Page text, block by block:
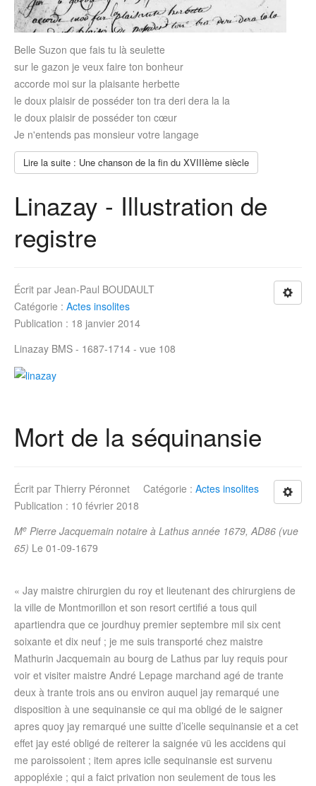
Belle Suzon que fais tu là seulette
sur le gazon je veux faire ton bonheur
accorde moi sur la plaisante herbette
le doux plaisir de posséder ton tra deri dera la la
le doux plaisir de posséder ton cœur
Je n'entends pas monsieur votre langage
Lire la suite : Une chanson de la fin du XVIIIème siècle
Linazay - Illustration de
registre
Écrit par Jean-Paul BOUDAULT
Catégorie : Actes insolites
Publication : 18 janvier 2014
Linazay BMS - 1687-1714 - vue 108
Mort de la séquinansie
Écrit par Thierry Péronnet Catégorie : Actes insolites
Publication : 10 février 2018
Me Pierre Jacquemain notaire à Lathus année 1679, AD86 (vue
65) Le 01-09-1679
« Jay maistre chirurgien du roy et lieutenant des chirurgiens de
la ville de Montmorillon et son resort certifié a tous quil
apartiendra que ce jourdhuy premier septembre mil six cent
soixante et dix neuf ; je me suis transporté chez maistre
Mathurin Jacquemain au bourg de Lathus par luy requis pour
voir et visiter maistre André Lepage marchand agé de trante
deux à trante trois ans ou environ auquel jay remarqué une
disposition à une sequinansie ce qui ma obligé de le saigner
apres quoy jay remarqué une suitte d’icelle sequinansie et a cet
effet jay esté obligé de reiterer la saignée vü les accidens qui
me paroissoient ; item apres iclle sequinansie est survenu
appopléxie ; qui a faict privation non seulement de tous les